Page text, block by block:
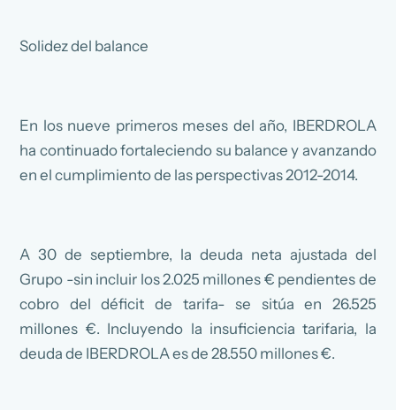
Solidez del balance
En los nueve primeros meses del año, IBERDROLA
ha continuado fortaleciendo su balance y avanzando
en el cumplimiento de las perspectivas 2012-2014.
A 30 de septiembre, la deuda neta ajustada del
Grupo -sin incluir los 2.025 millones € pendientes de
cobro del déficit de tarifa- se sitúa en 26.525
millones €. Incluyendo la insuficiencia tarifaria, la
deuda de IBERDROLA es de 28.550 millones €.